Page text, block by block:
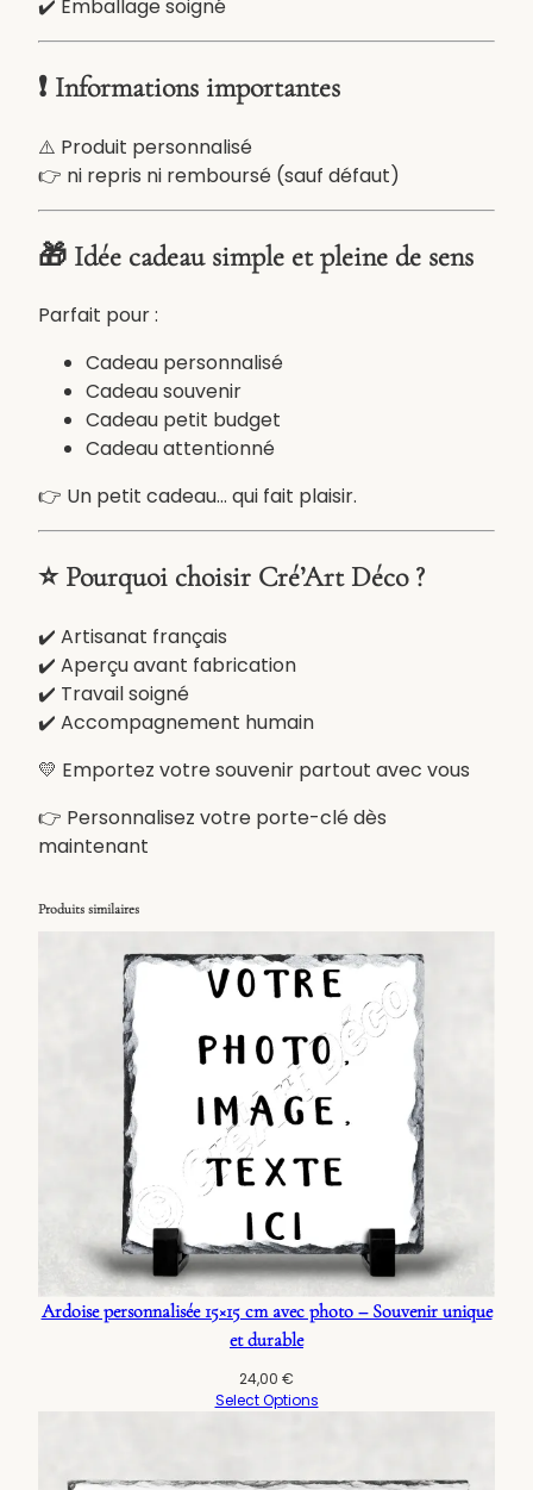
r
a
b
l
✔️ Emballage soigné
❗ Informations importantes
⚠️ Produit personnalisé
👉 ni repris ni remboursé (sauf défaut)
🎁 Idée cadeau simple et pleine de sens
Parfait pour :
Cadeau personnalisé
Cadeau souvenir
Cadeau petit budget
Cadeau attentionné
👉 Un petit cadeau… qui fait plaisir.
⭐ Pourquoi choisir Cré’Art Déco ?
✔️ Artisanat français
✔️ Aperçu avant fabrication
✔️ Travail soigné
✔️ Accompagnement humain
💛 Emportez votre souvenir partout avec vous
👉 Personnalisez votre porte-clé dès
maintenant
Produits similaires
Ardoise personnalisée 15×15 cm avec photo – Souvenir unique
et durable
24,00 €
Select Options